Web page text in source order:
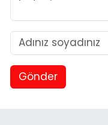
Gönder